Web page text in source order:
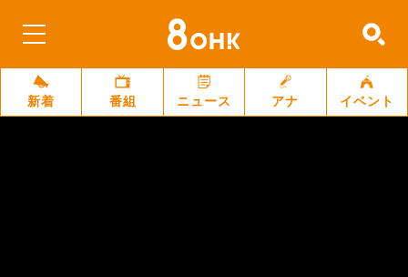
新着 番組 ニュース アナ イベント